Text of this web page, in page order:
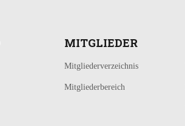
MITGLIEDER
Mitgliederverzeichnis
Mitgliederbereich